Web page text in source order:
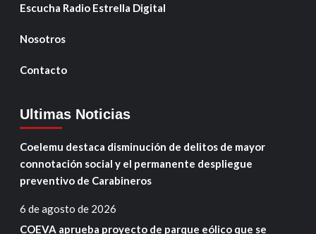
Escucha Radio Estrella Digital
Nosotros
Contacto
Ultimas Noticias
Coelemu destaca disminución de delitos de mayor
connotación social y el permanente despliegue
preventivo de Carabineros
6 de agosto de 2026
COEVA aprueba proyecto de parque eólico que se